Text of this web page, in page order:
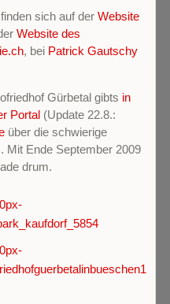
sich auf der Website
Website des
, bei Patrick Gautschy
Gürbetal gibts in
Portal (Update 22.8.:
über die schwierige
Mit Ende September 2009
drum.